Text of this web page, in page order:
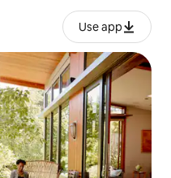
Use app